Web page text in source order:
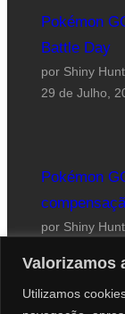
Valorizamos
Utilizamos
Pokémon
Battle Day
por Shiny
29 de Julho,
Pokémon
por Shiny